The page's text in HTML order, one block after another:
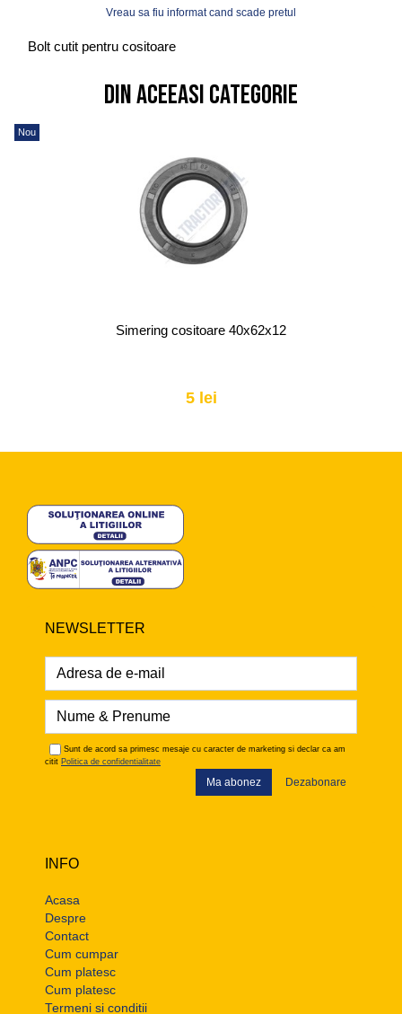
Vreau sa fiu informat cand scade pretul
Bolt cutit pentru cositoare
Din aceeasi categorie
Nou
Simering cositoare 40x62x12
5 lei
NEWSLETTER
Sunt de acord sa primesc mesaje cu caracter de marketing si declar ca am
citit Politica de confidentialitate
Ma abonez Dezabonare
INFO
Acasa
Despre
Contact
Cum cumpar
Cum platesc
Cum platesc
Termeni si conditii